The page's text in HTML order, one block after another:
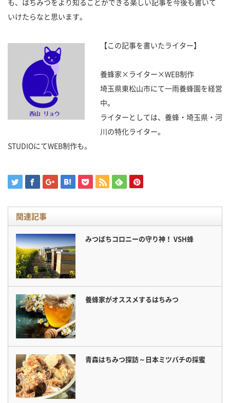
も、はちみつをより知ることができる楽しい記事を今後も書いて
いけたらなと思います。
【この記事を書いたライター】
養蜂家×ライター×WEB制作
埼玉県東松山市にて一雨養蜂園を経営
中。
ライターとしては、養蜂・埼玉県・河
川の特化ライター。
STUDIOにてWEB制作も。
関連記事
みつばちコロニーの守り神！ VSH蜂
養蜂家がオススメするはちみつ
青森はちみつ探訪～日本ミツバチの採蜜